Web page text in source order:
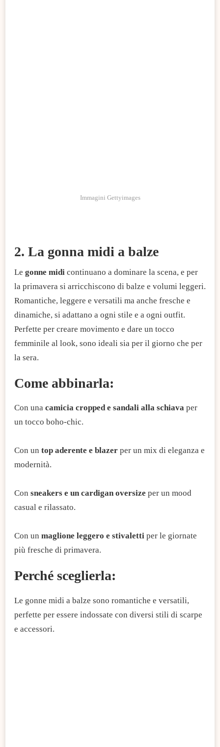
Immagini Gettyimages
2. La gonna midi a balze
Le gonne midi continuano a dominare la scena, e per
la primavera si arricchiscono di balze e volumi leggeri.
Romantiche, leggere e versatili ma anche fresche e
dinamiche, si adattano a ogni stile e a ogni outfit.
Perfette per creare movimento e dare un tocco
femminile al look, sono ideali sia per il giorno che per
la sera.
Come abbinarla:
Con una camicia cropped e sandali alla schiava per
un tocco boho-chic.
Con un top aderente e blazer per un mix di eleganza e
modernità.
Con sneakers e un cardigan oversize per un mood
casual e rilassato.
Con un maglione leggero e stivaletti per le giornate
più fresche di primavera.
Perché sceglierla:
Le gonne midi a balze sono romantiche e versatili,
perfette per essere indossate con diversi stili di scarpe
e accessori.